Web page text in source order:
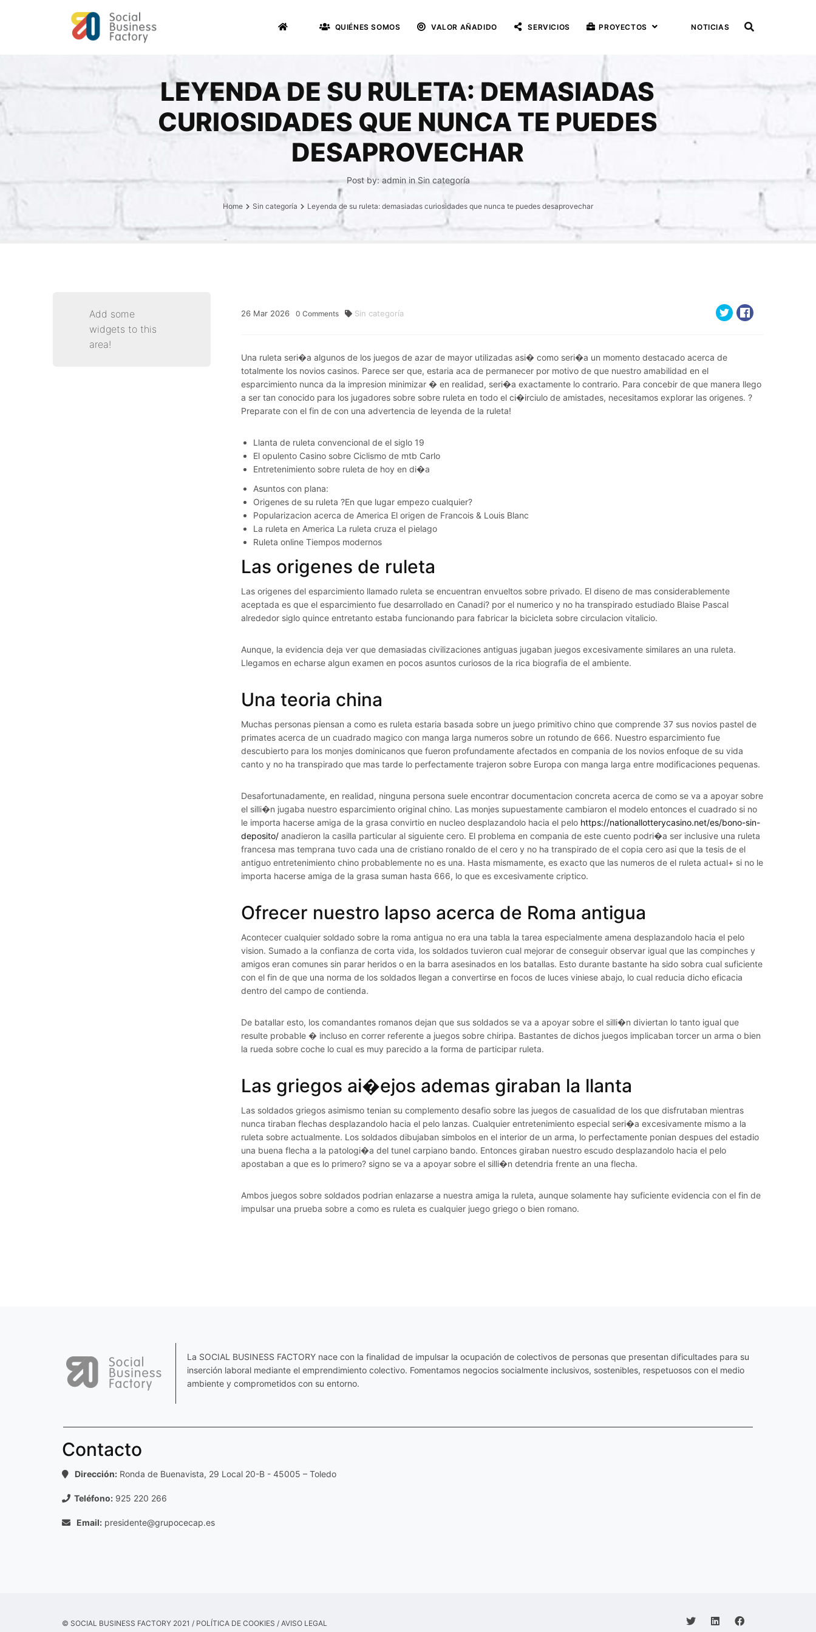
QUIÉNES SOMOS VALOR AÑADIDO SERVICIOS PROYECTOS NOTICIAS
LEYENDA DE SU RULETA: DEMASIADAS
CURIOSIDADES QUE NUNCA TE PUEDES
DESAPROVECHAR
Post by: admininSin categoría
Home Sin categoría Leyenda de su ruleta: demasiadas curiosidades que nunca te puedes desaprovechar
26 Mar 2026 0 Comments Sin categoría
Una ruleta seri�a algunos de los juegos de azar de mayor utilizadas asi� como seri�a un momento destacado acerca de
totalmente los novios casinos. Parece ser que, estaria aca de permanecer por motivo de que nuestro amabilidad en el
esparcimiento nunca da la impresion minimizar � en realidad, seri�a exactamente lo contrario. Para concebir de que manera llego
a ser tan conocido para los jugadores sobre sobre ruleta en todo el ci�irciulo de amistades, necesitamos explorar las origenes. ?
Preparate con el fin de con una advertencia de leyenda de la ruleta!
Llanta de ruleta convencional de el siglo 19
El opulento Casino sobre Ciclismo de mtb Carlo
Entretenimiento sobre ruleta de hoy en di�a
Asuntos con plana:
Origenes de su ruleta ?En que lugar empezo cualquier?
Popularizacion acerca de America El origen de Francois & Louis Blanc
La ruleta en America La ruleta cruza el pielago
Ruleta online Tiempos modernos
Las origenes de ruleta
Las origenes del esparcimiento llamado ruleta se encuentran envueltos sobre privado. El diseno de mas considerablemente
aceptada es que el esparcimiento fue desarrollado en Canadi? por el numerico y no ha transpirado estudiado Blaise Pascal
alrededor siglo quince entretanto estaba funcionando para fabricar la bicicleta sobre circulacion vitalicio.
Aunque, la evidencia deja ver que demasiadas civilizaciones antiguas jugaban juegos excesivamente similares an una ruleta.
Llegamos en echarse algun examen en pocos asuntos curiosos de la rica biografia de el ambiente.
Una teoria china
Muchas personas piensan a como es ruleta estaria basada sobre un juego primitivo chino que comprende 37 sus novios pastel de
primates acerca de un cuadrado magico con manga larga numeros sobre un rotundo de 666. Nuestro esparcimiento fue
descubierto para los monjes dominicanos que fueron profundamente afectados en compania de los novios enfoque de su vida
canto y no ha transpirado que mas tarde lo perfectamente trajeron sobre Europa con manga larga entre modificaciones pequenas.
Desafortunadamente, en realidad, ninguna persona suele encontrar documentacion concreta acerca de como se va a apoyar sobre
el silli�n jugaba nuestro esparcimiento original chino. Las monjes supuestamente cambiaron el modelo entonces el cuadrado si no
le importa hacerse amiga de la grasa convirtio en nucleo desplazandolo hacia el pelo https://nationallotterycasino.net/es/bono-sin-
deposito/ anadieron la casilla particular al siguiente cero. El problema en compania de este cuento podri�a ser inclusive una ruleta
francesa mas temprana tuvo cada una de cristiano ronaldo de el cero y no ha transpirado de el copia cero asi que la tesis de el
antiguo entretenimiento chino probablemente no es una. Hasta mismamente, es exacto que las numeros de el ruleta actual+ si no le
importa hacerse amiga de la grasa suman hasta 666, lo que es excesivamente criptico.
Ofrecer nuestro lapso acerca de Roma antigua
Acontecer cualquier soldado sobre la roma antigua no era una tabla la tarea especialmente amena desplazandolo hacia el pelo
vision. Sumado a la confianza de corta vida, los soldados tuvieron cual mejorar de conseguir observar igual que las compinches y
amigos eran comunes sin parar heridos o en la barra asesinados en los batallas. Esto durante bastante ha sido sobra cual suficiente
con el fin de que una norma de los soldados llegan a convertirse en focos de luces viniese abajo, lo cual reducia dicho eficacia
dentro del campo de contienda.
De batallar esto, los comandantes romanos dejan que sus soldados se va a apoyar sobre el silli�n diviertan lo tanto igual que
resulte probable � incluso en correr referente a juegos sobre chiripa. Bastantes de dichos juegos implicaban torcer un arma o bien
la rueda sobre coche lo cual es muy parecido a la forma de participar ruleta.
Las griegos ai�ejos ademas giraban la llanta
Las soldados griegos asimismo tenian su complemento desafio sobre las juegos de casualidad de los que disfrutaban mientras
nunca tiraban flechas desplazandolo hacia el pelo lanzas. Cualquier entretenimiento especial seri�a excesivamente mismo a la
ruleta sobre actualmente. Los soldados dibujaban simbolos en el interior de un arma, lo perfectamente ponian despues del estadio
una buena flecha a la patologi�a del tunel carpiano bando. Entonces giraban nuestro escudo desplazandolo hacia el pelo
apostaban a que es lo primero? signo se va a apoyar sobre el silli�n detendria frente an una flecha.
Ambos juegos sobre soldados podrian enlazarse a nuestra amiga la ruleta, aunque solamente hay suficiente evidencia con el fin de
impulsar una prueba sobre a como es ruleta es cualquier juego griego o bien romano.
Add some
widgets to this
area!
La SOCIAL BUSINESS FACTORY nace con la finalidad de impulsar la ocupación de colectivos de personas que presentan dificultades para su
inserción laboral mediante el emprendimiento colectivo. Fomentamos negocios socialmente inclusivos, sostenibles, respetuosos con el medio
ambiente y comprometidos con su entorno.
Contacto
Dirección: Ronda de Buenavista, 29 Local 20-B - 45005 – Toledo
Teléfono: 925 220 266
Email: presidente@grupocecap.es
© SOCIAL BUSINESS FACTORY 2021 / POLÍTICA DE COOKIES / AVISO LEGAL